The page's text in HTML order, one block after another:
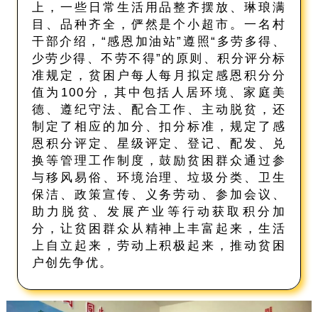
上，一些日常生活用品整齐摆放、琳琅满
目、品种齐全，俨然是个小超市。一名村
干部介绍，“感恩加油站”遵照“多劳多得、
少劳少得、不劳不得”的原则、积分评分标
准规定，贫困户每人每月拟定感恩积分分
值为100分，其中包括人居环境、家庭美
德、遵纪守法、配合工作、主动脱贫，还
制定了相应的加分、扣分标准，规定了感
恩积分评定、星级评定、登记、配发、兑
换等管理工作制度，鼓励贫困群众通过参
与移风易俗、环境治理、垃圾分类、卫生
保洁、政策宣传、义务劳动、参加会议、
助力脱贫、发展产业等行动获取积分加
分，让贫困群众从精神上丰富起来，生活
上自立起来，劳动上积极起来，推动贫困
户创先争优。